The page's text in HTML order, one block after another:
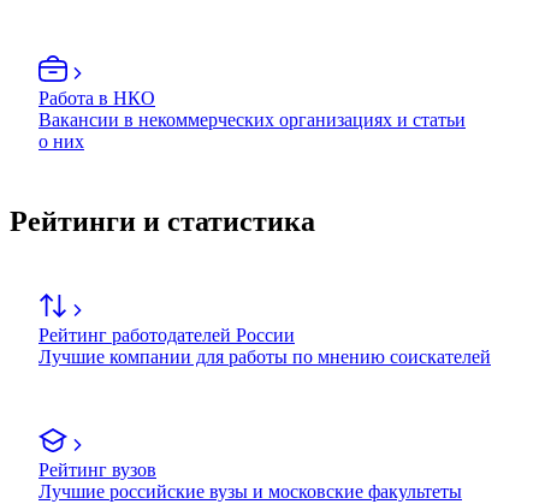
Работа в НКО
Вакансии в некоммерческих организациях и статьи
о них
Рейтинги и статистика
Рейтинг работодателей России
Лучшие компании для работы по мнению соискателей
Рейтинг вузов
Лучшие российские вузы и московские факультеты